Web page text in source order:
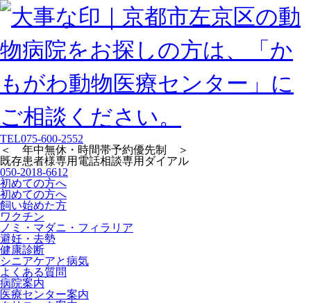
TEL075-600-2552
＜ 年中無休・時間帯予約優先制 ＞
既存患者様専用 電話相談専用ダイアル
050-2018-6612
初めての方へ
初めての方へ
飼い始めた方
ワクチン
ノミ・マダニ・フィラリア
避妊・去勢
健康診断
シニアケアと病気
よくある質問
病院案内
医療センター案内